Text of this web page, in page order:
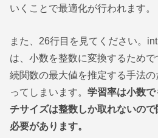
いくことで最適化が行われます。
また、26行目を見てください。
は、小数を整数に変換するため
続関数の最大値を推定する手法
ってしまいます。学習率は小数
チサイズは整数しか取れないの
必要があります。